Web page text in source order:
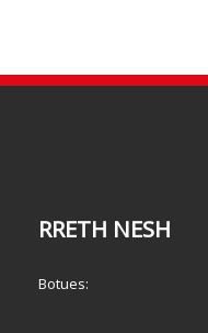
RRETH NESH
Botues: